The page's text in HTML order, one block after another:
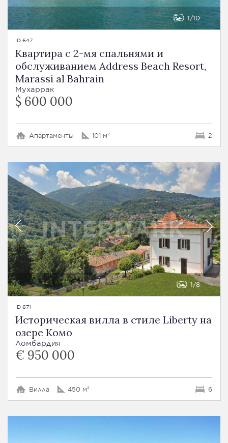
1 10
ID 647
Квартира с 2-мя спальнями и
обслуживанием Address Beach Resort,
Marassi al Bahrain
Мухаррак
$ 600 000
Апартаменты 101 м² 2
1 8
ID 671
Историческая вилла в стиле Liberty на
озере Комо
Ломбардия
€ 950 000
Вилла 450 м² 6